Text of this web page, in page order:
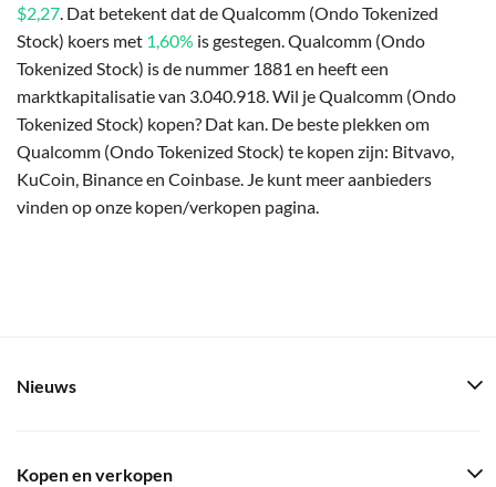
$2,27. Dat betekent dat de Qualcomm (Ondo Tokenized
Stock) koers met 1,60% is gestegen. Qualcomm (Ondo
Tokenized Stock) is de nummer 1881 en heeft een
marktkapitalisatie van 3.040.918. Wil je Qualcomm (Ondo
Tokenized Stock) kopen? Dat kan. De beste plekken om
Qualcomm (Ondo Tokenized Stock) te kopen zijn: Bitvavo,
KuCoin, Binance en Coinbase. Je kunt meer aanbieders
vinden op onze kopen/verkopen pagina.
Nieuws
Kopen en verkopen